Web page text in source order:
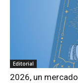
Editorial
2026, un